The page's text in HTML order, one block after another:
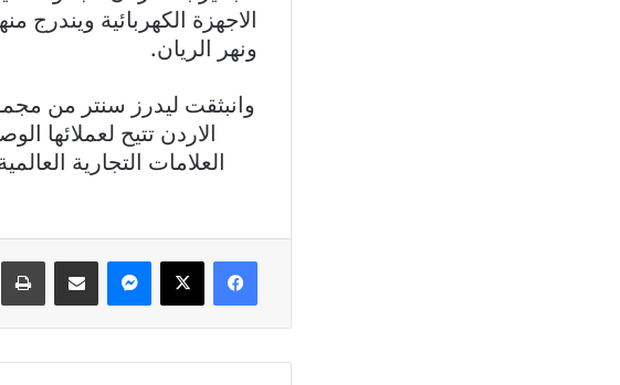
الاجهزة الكهربائية
ونهر الريان.
الاردن تتيح لعملائها
فيسبوك X ماسنجر مشاركة عبر البريد